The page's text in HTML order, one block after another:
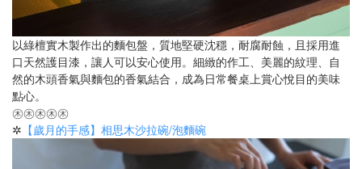
以綠檀實木製作出的麵包盤，質地堅硬沈穩，耐腐耐蝕，且採用進
口天然護目漆，讓人可以安心使用。細緻的作工、美麗的紋理、自
然的木頭香氣與麵包的香氣結合，成為日常餐桌上賞心悅目的美味
點心。
㊍㊍㊍㊍㊍
✲ 【歲月的手感】相思木沙拉碗/泡麵碗